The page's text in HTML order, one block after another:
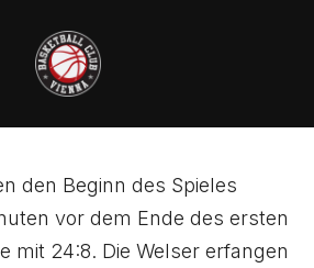
den Beginn des Spieles
vor dem Ende des ersten
mit 24:8. Die Welser erfangen